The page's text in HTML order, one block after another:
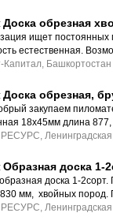
: Доска обрезная
ищет постоянных
естественная.
Капитал,
: Доска обрезная,
закупаем
18х45мм длина
Ленинградская
: Образная доска 1-
доска 1-
мм, хвойных пород.
Ленинградская